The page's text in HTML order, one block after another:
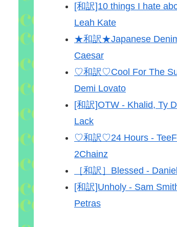
[和訳]10 things I hate
Leah Kate
★和訳★Japanese
Caesar
♡和訳♡Cool For The
Demi Lovato
[和訳]OTW - Khalid, Ty
Lack
♡和訳♡24 Hours -
2Chainz
［和訳］Blessed -
[和訳]Unholy - Sam
Petras